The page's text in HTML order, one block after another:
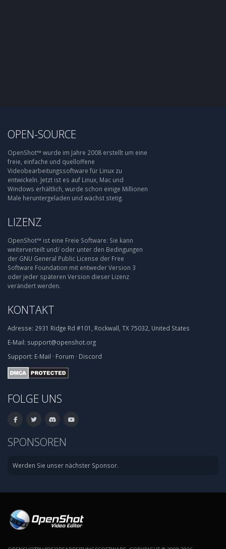
OPEN-SOURCE
OpenShot™ wurde im Jahre 2008 erstellt um eine
freie, einfache und quelloffene
Videobearbeitungssoftware für Linux zu
entwickeln. Jetzt ist es auf Linux, Mac und
Windows erhältlich, wurde schon einige Millionen
Male heruntergeladen und wächst stetig.
LIZENZ
OpenShot™ ist eine Freie Software: Sie kann
weiterverteilt und/ oder unter den Bedingungen
der GNU General Public License der Free
Software Foundation mit entweder Version 3
oder jeder späteren Version dieser Lizenz
verändert werden.
KONTAKT
Adresse: 2931 Ridge Rd #101, Rockwall, TX 75032, United States
E-Mail: support@openshot.org
Support: E-Mail · Forum · Discord
FOLGE UNS
SPONSOREN
Werden Sie unser nächster Sponsor.